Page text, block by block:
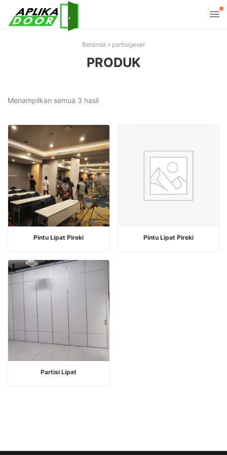
Beranda » partisigeser
PRODUK
Menampilkan semua 3 hasilDiurutkan
harga:
ke
tinggi
BACA SELENGKAPNYA
Pintu Lipat Pireki BACA SELENGKAPNYA
Pintu Lipat Pireki
BACA SELENGKAPNYA
Partisi Lipat